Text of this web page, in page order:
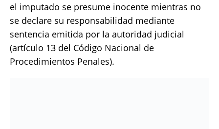
el imputado se presume inocente mientras no
se declare su responsabilidad mediante
sentencia emitida por la autoridad judicial
(artículo 13 del Código Nacional de
Procedimientos Penales).